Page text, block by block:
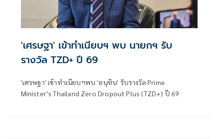
'เศรษฐา' เข้าทำเนียบฯ พบ นายกฯ รับ
รางวัล TZD+ ปี 69
'เศรษฐา' เข้าทำเนียบฯพบ 'อนุทิน' รับรางวัล Prime
Minister’s Thailand Zero Dropout Plus (TZD+) ปี 69